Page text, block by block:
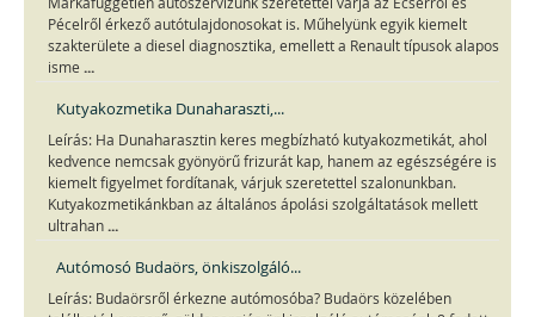
Pécelről érkező autótulajdonosokat is. Műhelyünk egyik kiemelt
szakterülete a diesel diagnosztika, emellett a Renault típusok alapos
isme ...
Kutyakozmetika Dunaharaszti,...
Leírás: Ha Dunaharasztin keres megbízható kutyakozmetikát, ahol
kedvence nemcsak gyönyörű frizurát kap, hanem az egészségére is
kiemelt figyelmet fordítanak, várjuk szeretettel szalonunkban.
Kutyakozmetikánkban az általános ápolási szolgáltatások mellett
ultrahan ...
Autómosó Budaörs, önkiszolgáló...
Leírás: Budaörsről érkezne autómosóba? Budaörs közelében